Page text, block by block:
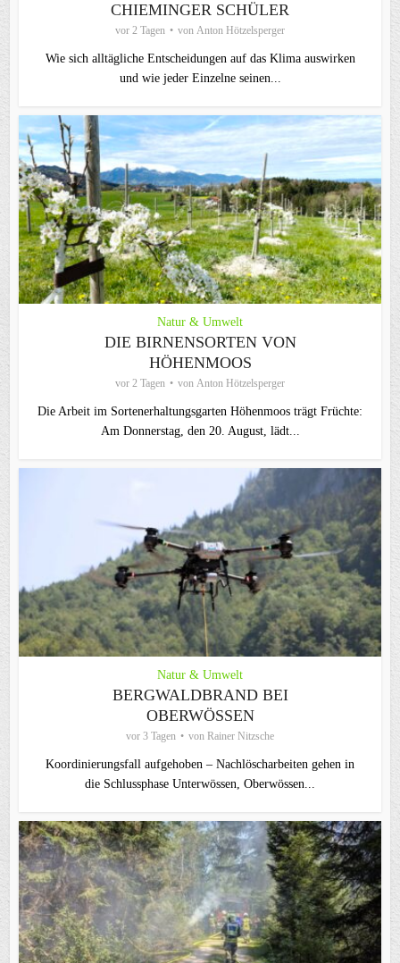
CHIEMINGER SCHÜLER
vor 2 Tagen von Anton Hötzelsperger
Wie sich alltägliche Entscheidungen auf das Klima auswirken
und wie jeder Einzelne seinen...
Natur & Umwelt
DIE BIRNENSORTEN VON
HÖHENMOOS
vor 2 Tagen von Anton Hötzelsperger
Die Arbeit im Sortenerhaltungsgarten Höhenmoos trägt Früchte:
Am Donnerstag, den 20. August, lädt...
Natur & Umwelt
BERGWALDBRAND BEI
OBERWÖSSEN
vor 3 Tagen von Rainer Nitzsche
Koordinierungsfall aufgehoben – Nachlöscharbeiten gehen in
die Schlussphase Unterwössen, Oberwössen...